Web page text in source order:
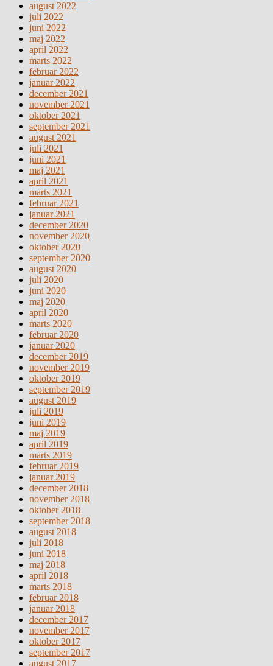
august 2022
juli 2022
juni 2022
maj 2022
april 2022
marts 2022
februar 2022
januar 2022
december 2021
november 2021
oktober 2021
september 2021
august 2021
juli 2021
juni 2021
maj 2021
april 2021
marts 2021
februar 2021
januar 2021
december 2020
november 2020
oktober 2020
september 2020
august 2020
juli 2020
juni 2020
maj 2020
april 2020
marts 2020
februar 2020
januar 2020
december 2019
november 2019
oktober 2019
september 2019
august 2019
juli 2019
juni 2019
maj 2019
april 2019
marts 2019
februar 2019
januar 2019
december 2018
november 2018
oktober 2018
september 2018
august 2018
juli 2018
juni 2018
maj 2018
april 2018
marts 2018
februar 2018
januar 2018
december 2017
november 2017
oktober 2017
september 2017
august 2017